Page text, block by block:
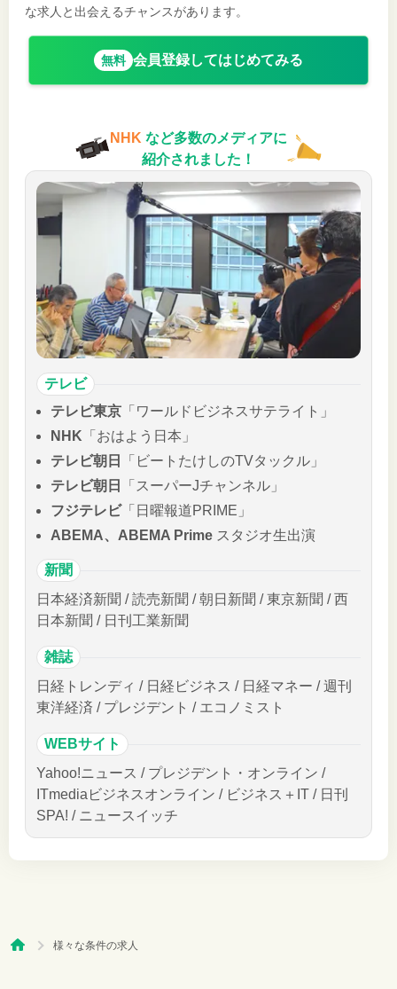
な求人と出会えるチャンスがあります。
無料 会員登録してはじめてみる
NHK など多数のメディアに
紹介されました！
テレビ
テレビ東京 「ワールドビジネスサテライト」
NHK 「おはよう日本」
テレビ朝日
「ビートたけしのTVタックル」
テレビ朝日
「スーパーJチャンネル」
フジテレビ「日曜報道PRIME」
ABEMA、ABEMA Prime スタジオ生出演
新聞
日本経済新聞 / 読売新聞 / 朝日新聞 / 東京新聞 / 西
日本新聞 / 日刊工業新聞
雑誌
日経トレンディ / 日経ビジネス / 日経マネー / 週刊
東洋経済 / プレジデント / エコノミスト
WEBサイト
Yahoo!ニュース / プレジデント・オンライン /
ITmediaビジネスオンライン / ビジネス＋IT / 日刊
SPA! / ニュースイッチ
様々な条件の求人